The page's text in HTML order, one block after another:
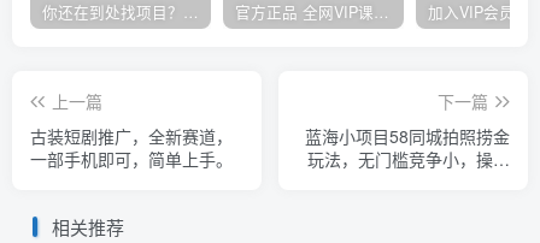
你还在到处找项目？还在当韭菜？我却靠卖项目一个月赚5万，曾经我也和你一样懵懂。 官方正品 全网VIP课程 无损下载~
上一篇
古装短剧推广，全新赛道，
一部手机即可，简单上手。
下一篇
蓝海小项目58同城拍照捞金
玩法，无门槛竞争小，操作
相关推荐